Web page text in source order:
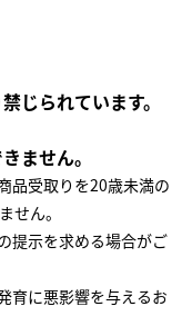
じられています。
ません。
品受取りを20歳未満の
せん。
提示を求める場合がご
育に悪影響を与えるお